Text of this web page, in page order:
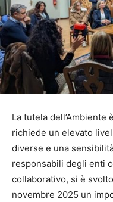
La tutela dell’Ambiente
richiede un elevato
diverse e una
responsabili degli enti
collaborativo, si è
novembre 2025 un